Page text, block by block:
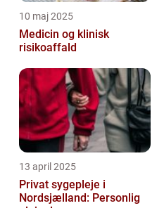
10 maj 2025
Medicin og klinisk
risikoaffald
13 april 2025
Privat sygepleje i
Nordsjælland: Personlig